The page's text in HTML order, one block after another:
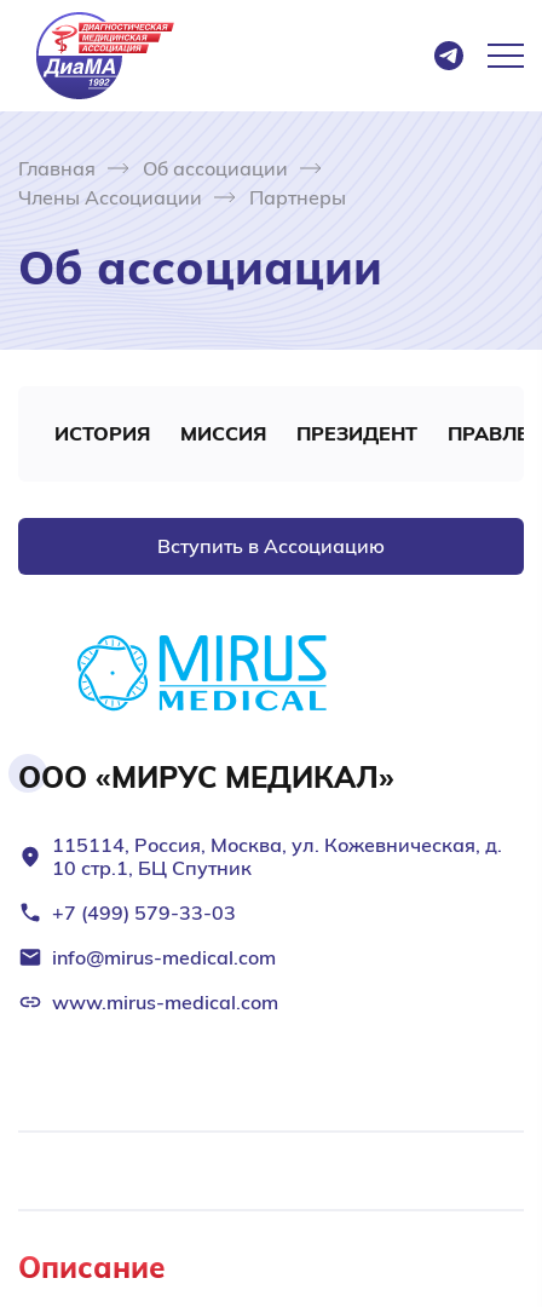
Главная
Об ассоциации
Члены Ассоциации
Партнеры
Об ассоциации
ИСТОРИЯ МИССИЯ ПРЕЗИДЕНТ
Вступить в Ассоциацию
ООО «МИРУС МЕДИКАЛ»
115114, Россия, Москва, ул. Кожевническая, д.
10 стр.1, БЦ Спутник
+7 (499) 579-33-03
info@mirus-medical.com
www.mirus-medical.com
Описание